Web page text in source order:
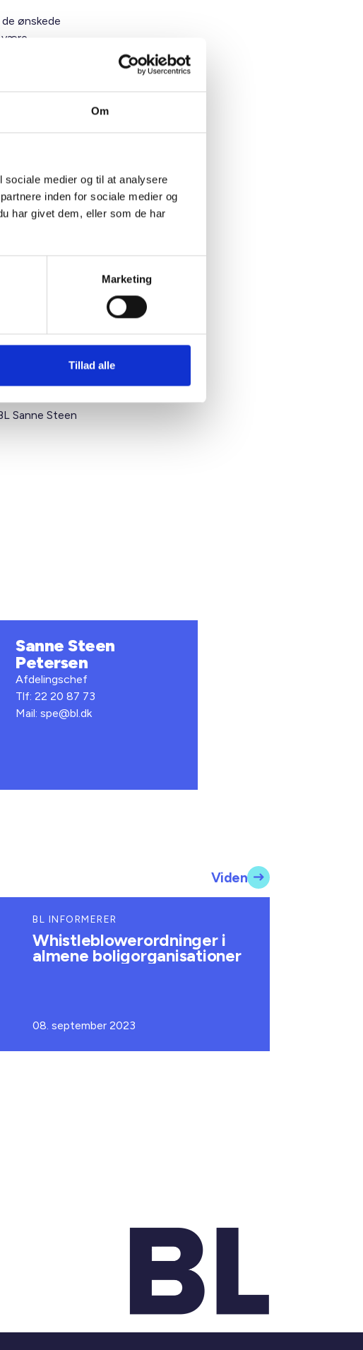
Om
medier og til at analysere
inden for sociale medier og
har givet dem, eller som de har
Marketing
Tillad alle
ønskede
være
af en
af en
kendskab.
private
ABR/ABT til
§
om AB-
udvalget
aftalte
Sanne Steen
Sanne Steen
Petersen
Afdelingschef
Tlf: 22 20 87 73
Mail: spe@bl.dk
Viden
BL INFORMERER
Whistleblowerordninger i
almene boligorganisationer
08. september 2023